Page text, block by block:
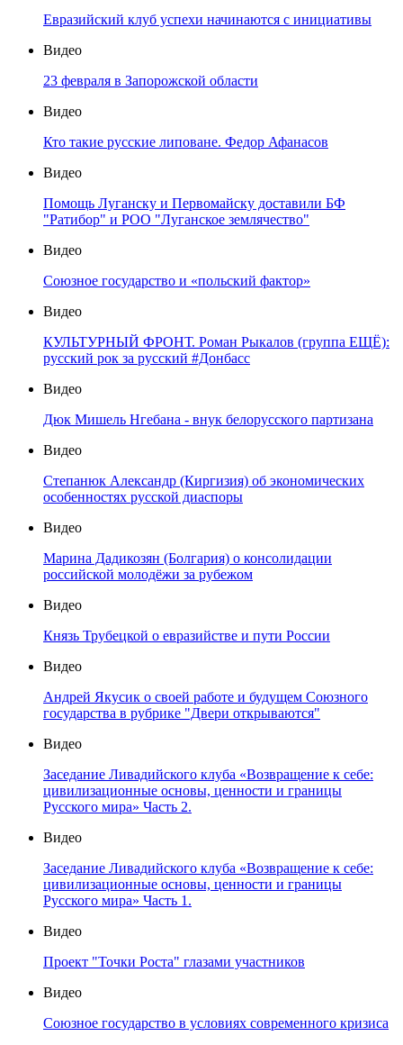
Евразийский клуб успехи начинаются с инициативы
Видео
23 февраля в Запорожской области
Видео
Кто такие русские липоване. Федор Афанасов
Видео
Помощь Луганску и Первомайску доставили БФ
"Ратибор" и РОО "Луганское землячество"
Видео
Союзное государство и «польский фактор»
Видео
КУЛЬТУРНЫЙ ФРОНТ. Роман Рыкалов (группа ЕЩЁ):
русский рок за русский #Донбасс
Видео
Дюк Мишель Нгебана - внук белорусского партизана
Видео
Степанюк Александр (Киргизия) об экономических
особенностях русской диаспоры
Видео
Марина Дадикозян (Болгария) о консолидации
российской молодёжи за рубежом
Видео
Князь Трубецкой о евразийстве и пути России
Видео
Андрей Якусик о своей работе и будущем Союзного
государства в рубрике "Двери открываются"
Видео
Заседание Ливадийского клуба «Возвращение к себе:
цивилизационные основы, ценности и границы
Русского мира» Часть 2.
Видео
Заседание Ливадийского клуба «Возвращение к себе:
цивилизационные основы, ценности и границы
Русского мира» Часть 1.
Видео
Проект "Точки Роста" глазами участников
Видео
Союзное государство в условиях современного кризиса